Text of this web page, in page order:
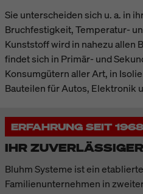
Sie unterscheiden sich u. a. in
Bruchfestigkeit, Temperatur-
Kunststoff wird in nahezu allen
findet sich in Primär- und
Konsumgütern aller Art, in
Bauteilen für Autos, Elektronik
ERFAHRUNG SEIT 1968
IHR
Bluhm Systeme ist ein
Familienunternehmen in